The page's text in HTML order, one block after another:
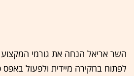
השר אריאל הנחה את גורמי המקצוע
לפתוח בחקירה מיידית ולפעול באפס